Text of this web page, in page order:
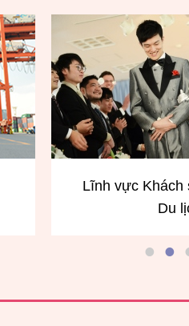
sạn – Hôn lễ -